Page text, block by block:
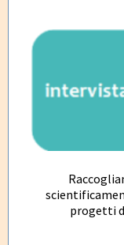
progetti